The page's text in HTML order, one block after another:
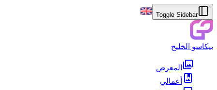
Toggle Sidebar
بيكاسو الخليج
المعرض
أعمالي